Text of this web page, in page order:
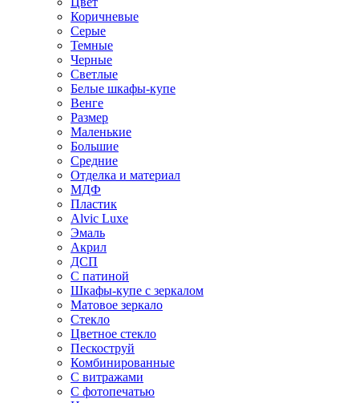
Коричневые
Серые
Темные
Черные
Светлые
Белые шкафы-купе
Венге
Размер
Маленькие
Большие
Средние
Отделка и материал
МДФ
Пластик
Alvic Luxe
Эмаль
Акрил
ДСП
С патиной
Шкафы-купе с зеркалом
Матовое зеркало
Стекло
Цветное стекло
Пескоструй
Комбинированные
С витражами
С фотопечатью